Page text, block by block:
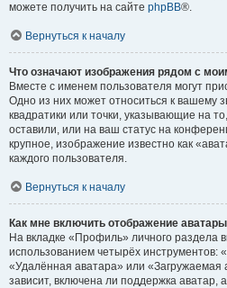
можете получить на сайте phpBB®.
Вернуться к началу
Что означают изображения рядом с
Вместе с именем пользователя могут
Одно из них может относиться к вашему
квадратики или точки, указывающие на
оставили, или на ваш статус на
крупное, изображение известно как
каждого пользователя.
Вернуться к началу
Как мне включить отображение
На вкладке «Профиль» личного раздела
использованием четырёх инструментов:
«Удалённая аватара» или «Загружаемая
зависит, включена ли поддержка аватар,